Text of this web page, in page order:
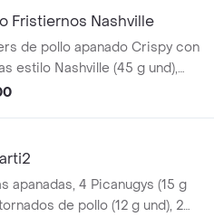
Fristiernos Nashville
de pollo apanado Crispy con
estilo Nashville (45 g und),
miel picante, papas a la
apanadas, 4 Picanugys (15 g
de pollo (12 g und), 2